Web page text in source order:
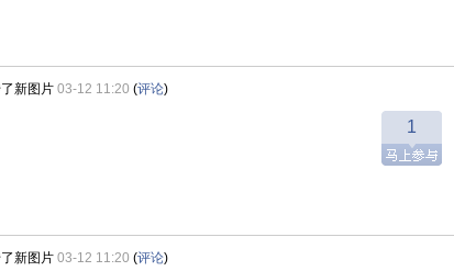
新图片 03-12 11:20 (评论)
1
了新图片 03-12 11:20 (评论)